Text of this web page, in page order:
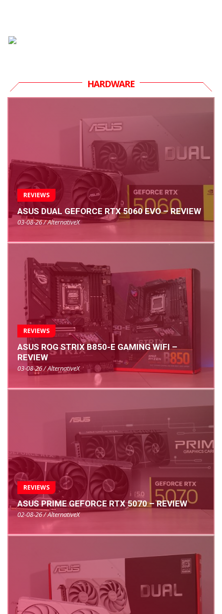
HARDWARE
REVIEWS
ASUS DUAL GEFORCE RTX 5060 EVO – REVIEW
03-08-26 / AlternativeX
REVIEWS
ASUS ROG STRIX B850-E GAMING WIFI –
REVIEW
03-08-26 / AlternativeX
REVIEWS
ASUS PRIME GEFORCE RTX 5070 – REVIEW
02-08-26 / AlternativeX